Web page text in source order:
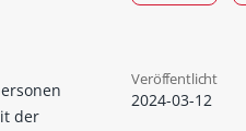
der
Veröffentlicht
2024-03-12